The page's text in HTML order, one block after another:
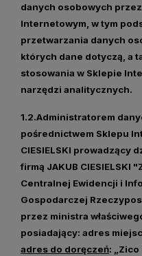
danych osobowych
Internetowym, w tym
przetwarzania danych
których dane dotyczą, a
stosowania w Sklepie
narzędzi analitycznych.
1.2.Administratorem
pośrednictwem Sklepu
CIESIELSKI prowadzący
firmą JAKUB CIESIELSKI
Centralnej Ewidencji i
Gospodarczej
przez ministra
posiadający: adres
adres do doręczeń: „Zico